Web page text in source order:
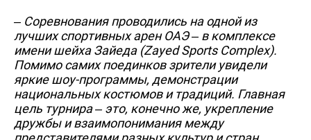
– Соревнования проводились на одной из
лучших спортивных арен ОАЭ – в комплексе
имени шейха Зайеда (Zayed Sports Complex).
Помимо самих поединков зрители увидели
яркие шоу-программы, демонстрации
национальных костюмов и традиций. Главная
цель турнира – это, конечно же, укрепление
дружбы и взаимопонимания между